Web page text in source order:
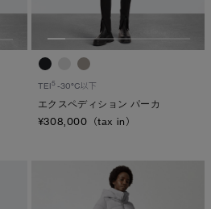
TEI5 -30°C以下
エクスペディション パーカ
¥308,000（tax in）